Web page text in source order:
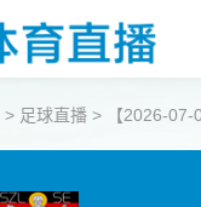
> 足球直播 > 【2026-